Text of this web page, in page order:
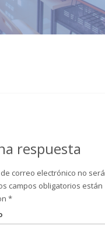
respuesta
correo electrónico no será
campos obligatorios están
*